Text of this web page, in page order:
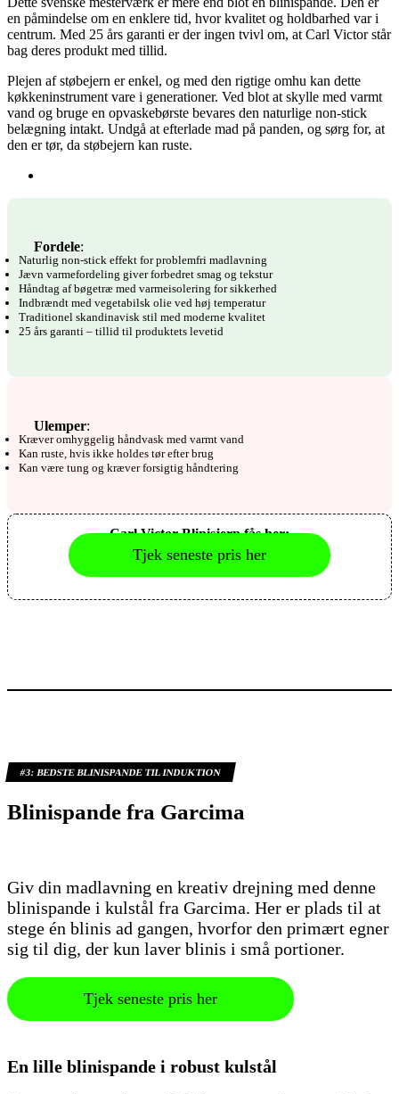
en påmindelse om en enklere tid, hvor kvalitet og holdbarhed var i
centrum. Med 25 års garanti er der ingen tvivl om, at Carl Victor står
bag deres produkt med tillid.
Plejen af støbejern er enkel, og med den rigtige omhu kan dette
køkkeninstrument vare i generationer. Ved blot at skylle med varmt
vand og bruge en opvaskebørste bevares den naturlige non-stick
belægning intakt. Undgå at efterlade mad på panden, og sørg for, at
den er tør, da støbejern kan ruste.
Fordele:
Naturlig non-stick effekt for problemfri madlavning
Jævn varmefordeling giver forbedret smag og tekstur
Håndtag af bøgetræ med varmeisolering for sikkerhed
Indbrændt med vegetabilsk olie ved høj temperatur
Traditionel skandinavisk stil med moderne kvalitet
25 års garanti – tillid til produktets levetid
Ulemper:
Kræver omhyggelig håndvask med varmt vand
Kan ruste, hvis ikke holdes tør efter brug
Kan være tung og kræver forsigtig håndtering
Carl Victor Blinisjern fås her:
Tjek seneste pris her
#3:BEDSTE BLINISPANDE TIL INDUKTION
Blinispande fra Garcima
Giv din madlavning en kreativ drejning med denne
blinispande i kulstål fra Garcima. Her er plads til at
stege én blinis ad gangen, hvorfor den primært egner
sig til dig, der kun laver blinis i små portioner.
Tjek seneste pris her
En lille blinispande i robust kulstål